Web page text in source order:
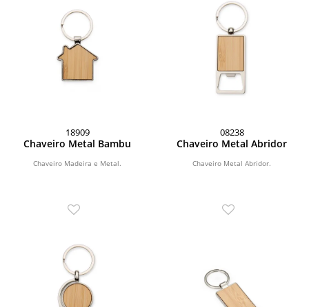
18909
Chaveiro Metal Bambu
Chaveiro Madeira e Metal.
08238
Chaveiro Metal Abridor
Chaveiro Metal Abridor.